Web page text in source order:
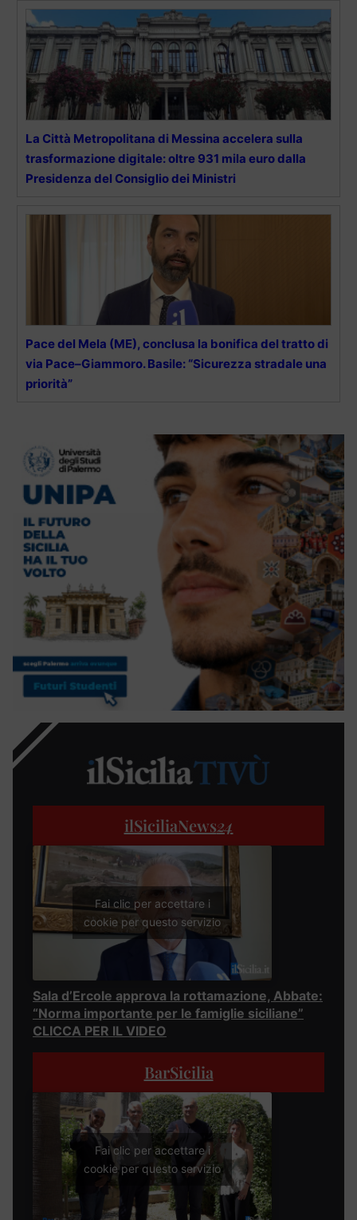
La Città Metropolitana di Messina accelera sulla
trasformazione digitale: oltre 931 mila euro dalla
Presidenza del Consiglio dei Ministri
Pace del Mela (ME), conclusa la bonifica del tratto di
via Pace–Giammoro. Basile: “Sicurezza stradale una
priorità”
ilSiciliaNews24
Fai clic per accettare i
cookie per questo servizio
Sala d’Ercole approva la rottamazione, Abbate:
“Norma importante per le famiglie siciliane”
CLICCA PER IL VIDEO
BarSicilia
Fai clic per accettare i
cookie per questo servizio